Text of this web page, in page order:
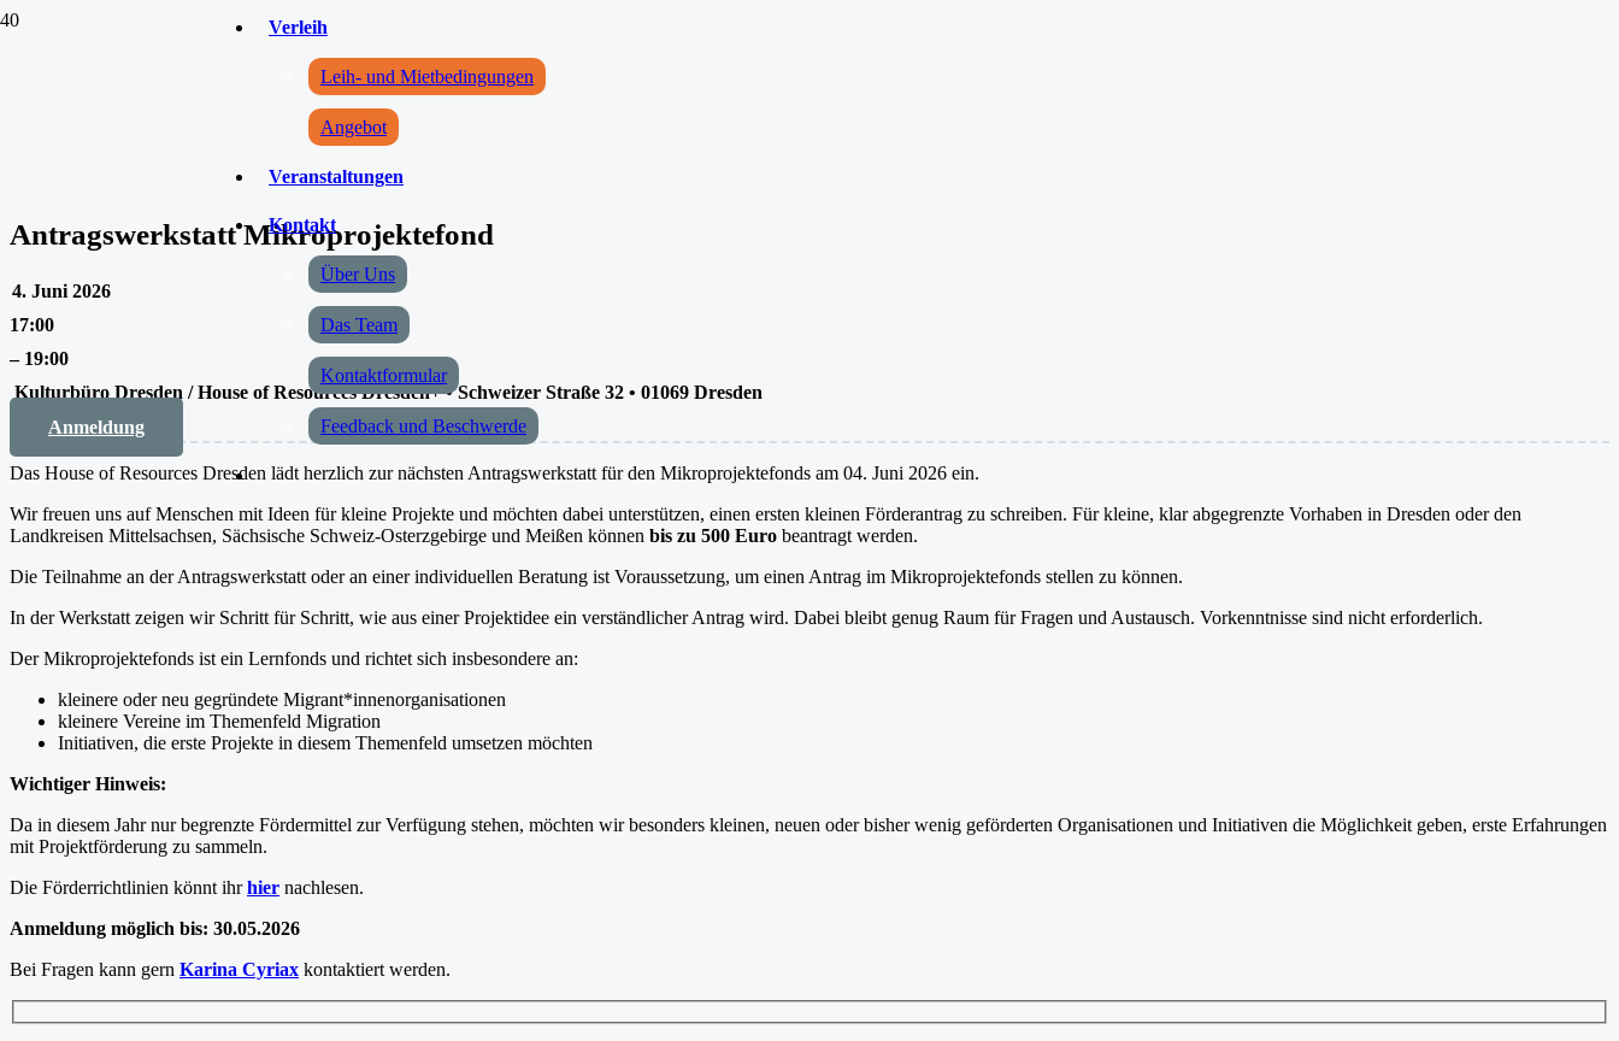
Verleih
Leih- und Mietbedingungen
Angebot
Veranstaltungen
Kontakt
Über Uns
Das Team
Kontaktformular
Feedback und Beschwerde
Antragswerkstatt Mikroprojektefond
4. Juni 2026
17:00
– 19:00
Kulturbüro Dresden / House of Resources Dresden+ • Schweizer Straße 32 • 01069 Dresden
Anmeldung
Das House of Resources Dresden lädt herzlich zur nächsten Antragswerkstatt für den Mikroprojektefonds am 04. Juni 2026 ein.
Wir freuen uns auf Menschen mit Ideen für kleine Projekte und möchten dabei unterstützen, einen ersten kleinen Förderantrag zu schreiben. Für kleine, klar abgegrenzte Vorhaben in Dresden oder den
Landkreisen Mittelsachsen, Sächsische Schweiz-Osterzgebirge und Meißen können bis zu 500 Euro beantragt werden.
Die Teilnahme an der Antragswerkstatt oder an einer individuellen Beratung ist Voraussetzung, um einen Antrag im Mikroprojektefonds stellen zu können.
In der Werkstatt zeigen wir Schritt für Schritt, wie aus einer Projektidee ein verständlicher Antrag wird. Dabei bleibt genug Raum für Fragen und Austausch. Vorkenntnisse sind nicht erforderlich.
Der Mikroprojektefonds ist ein Lernfonds und richtet sich insbesondere an:
kleinere oder neu gegründete Migrant*innenorganisationen
kleinere Vereine im Themenfeld Migration
Initiativen, die erste Projekte in diesem Themenfeld umsetzen möchten
Wichtiger Hinweis:
Da in diesem Jahr nur begrenzte Fördermittel zur Verfügung stehen, möchten wir besonders kleinen, neuen oder bisher wenig geförderten Organisationen und Initiativen die Möglichkeit geben, erste Erfahrungen
mit Projektförderung zu sammeln.
Die Förderrichtlinien könnt ihrhier nachlesen.
Anmeldung möglich bis: 30.05.2026
Bei Fragen kann gern Karina Cyriax kontaktiert werden.